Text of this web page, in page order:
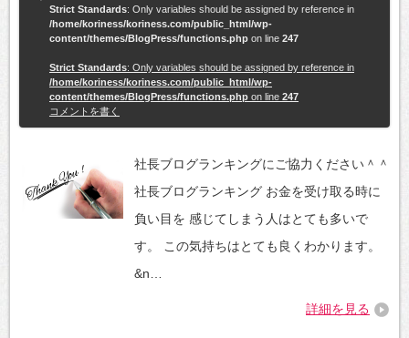
Strict Standards: Only variables should be assigned by reference in
/home/koriness/koriness.com/public_html/wp-
content/themes/BlogPress/functions.php on line 247
Strict Standards: Only variables should be assigned by reference in
/home/koriness/koriness.com/public_html/wp-
content/themes/BlogPress/functions.php on line 247
コメントを書く
社長ブログランキングにご協力ください＾＾
社長ブログランキング お金を受け取る時に
負い目を 感じてしまう人はとても多いで
す。 この気持ちはとても良くわかります。
&n…
詳細を見る